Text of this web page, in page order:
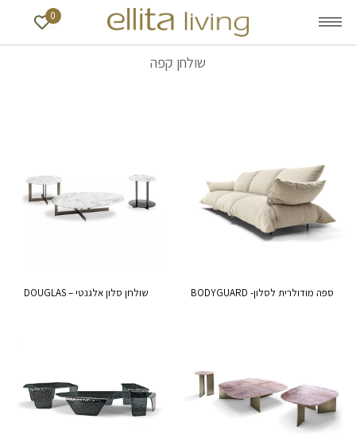
0
שולחן קפה
ספה מודולרית לסלון- BODYGUARD שולחן סלון אלגנטי – DOUGLAS